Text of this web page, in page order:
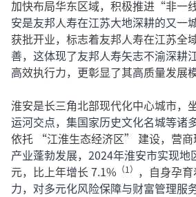
加快布局华东区域，积极推进“非一
安是友邦人寿在江苏大地深耕的又一
获批开业，标志着友邦人寿在江苏全
善，这体现了友邦人寿矢志不渝深耕
高效执行力，更彰显了其高质量发展
淮安是长三角北部现代化中心城市，
运河交点，集国家历史文化名城等诸
依托 “江淮生态经济区” 建设，营商
产业蓬勃发展，2024年淮安市实现地
元，比上年增长 7.1% （1） ，自身孕
力，对多元化风险保障与财富管理服